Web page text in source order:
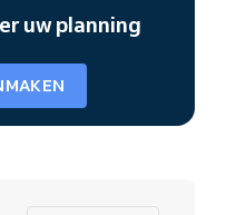
uw planning